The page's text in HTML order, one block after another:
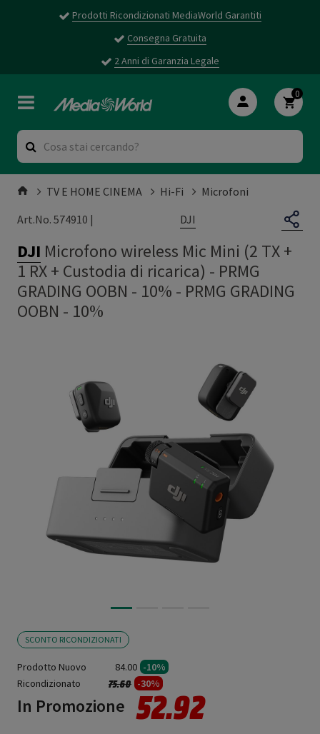
Prodotti Ricondizionati MediaWorld Garantiti
Consegna Gratuita
2 Anni di Garanzia Legale
0
TV E HOME CINEMA Hi-Fi
Microfoni
Art.No. 574910 |
DJI
DJI Microfono wireless Mic Mini (2 TX +
1 RX + Custodia di ricarica) - PRMG
GRADING OOBN - 10% - PRMG GRADING
OOBN - 10%
SCONTO RICONDIZIONATI
Prodotto Nuovo 84.00 -10%
Ricondizionato
Prezzo ridotto da
75.60a -30%
In Promozione 52.92